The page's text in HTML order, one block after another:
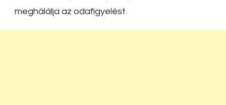
meghálálja az odafigyelést.